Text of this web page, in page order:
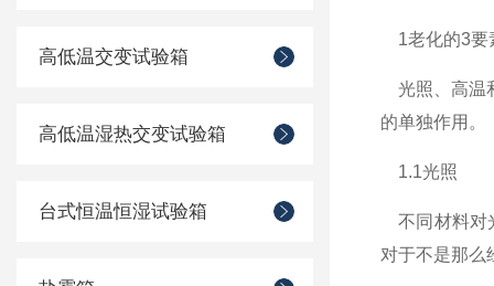
高低温交变试验箱
高低温湿热交变试验箱
台式恒温恒湿试验箱
1老化的3要
光照、高温
的单独作用。
1.1光照
不同材料对
对于不是那么